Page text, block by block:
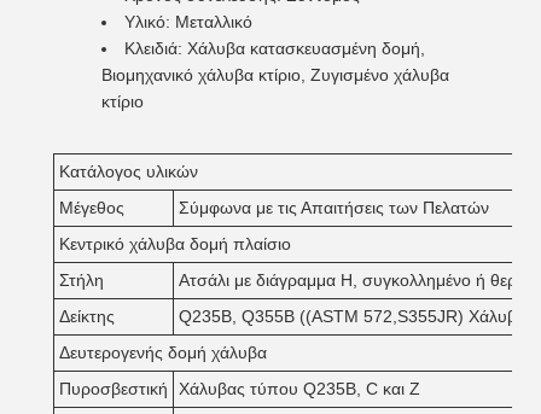
Υλικό: Μεταλλικό
Κλειδιά: Χάλυβα κατασκευασμένη δομή,
Βιομηχανικό χάλυβα κτίριο, Ζυγισμένο χάλυβα
κτίριο
Κατάλογος υλικών
Μέγεθος
Σύμφωνα με τις Απαιτήσεις των Πελατών
Κεντρικό χάλυβα δομή πλαίσιο
Στήλη
Ατσάλι με διάγραμμα H, συγκολλημένο ή θερμά
Δείκτης
Q235B, Q355B ((ASTM 572,S355JR) Χάλυβας
Δευτερογενής δομή χάλυβα
Πυροσβεστική
Χάλυβας τύπου Q235B, C και Z